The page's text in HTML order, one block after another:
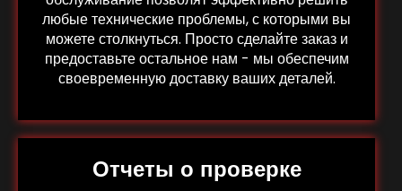
любые технические проблемы, с которыми вы
можете столкнуться. Просто сделайте заказ и
предоставьте остальное нам - мы обеспечим
своевременную доставку ваших деталей.
Отчеты о проверке